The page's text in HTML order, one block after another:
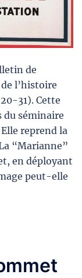
de
l’histoire
31). Cette
séminaire
reprend la
“Marianne”
en déployant
peut-elle